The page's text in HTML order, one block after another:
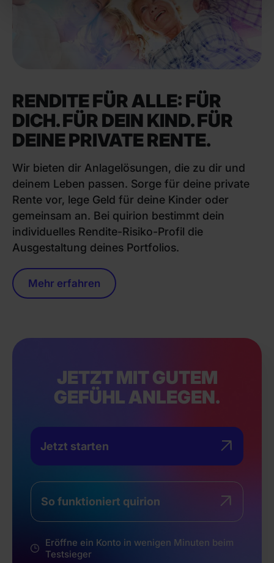
RENDITE FÜR ALLE: FÜR
DICH. FÜR DEIN KIND. FÜR
DEINE PRIVATE RENTE.
Wir bieten dir Anlagelösungen, die zu dir und
deinem Leben passen. Sorge für deine private
Rente vor, lege Geld für deine Kinder oder
gemeinsam an. Bei quirion bestimmt dein
individuelles Rendite-Risiko-Profil die
Ausgestaltung deines Portfolios.
Mehr erfahren
JETZT MIT GUTEM
GEFÜHL ANLEGEN.
Jetzt starten
So funktioniert quirion
Eröffne ein Konto in wenigen Minuten beim
Testsieger